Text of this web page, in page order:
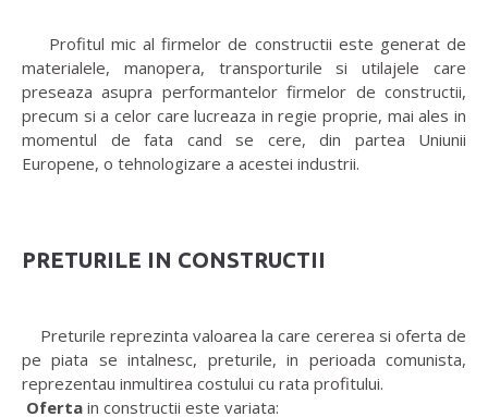
Profitul mic al firmelor de constructii este generat de
materialele, manopera, transporturile si utilajele care
preseaza asupra performantelor firmelor de constructii,
precum si a celor care lucreaza in regie proprie, mai ales in
momentul de fata cand se cere, din partea Uniunii
Europene, o tehnologizare a acestei industrii.
PRETURILE IN CONSTRUCTII
Preturile reprezinta valoarea la care cererea si oferta de
pe piata se intalnesc, preturile, in perioada comunista,
reprezentau inmultirea costului cu rata profitului.
Oferta in constructii este variata: